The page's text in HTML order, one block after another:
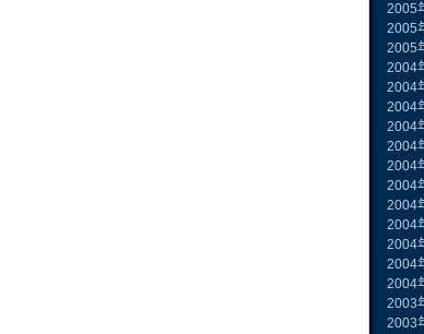
2005
2005
2005
2004
2004
2004
2004
2004
2004
2004
2004
2004
2004
2004
2004
2003
2003